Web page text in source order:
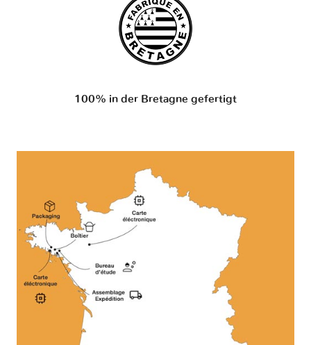
100% in der Bretagne gefertigt